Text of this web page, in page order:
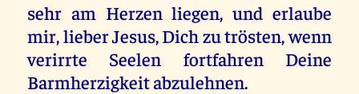
sehr am Herzen liegen, und erlaube
mir, lieber Jesus, Dich zu trösten, wenn
verirrte Seelen fortfahren Deine
Barmherzigkeit abzulehnen.